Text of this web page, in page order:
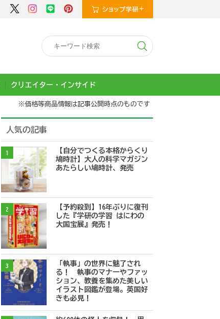
クリエイター・インサイド
※価格等商品情報は記事公開時点のものです
人気の記事
1
【自分でつくる本格からくり
鳩時計】大人の科学マガジン
あたらしい鳩時計、発売
2
【予約殺到】16年ぶりに復刊
した『学研の学習 はにわの
大国宝展』発売！
3
「執事」の世界に魅了され
る！ 執事のマナーやファッ
ション、教養を集めた美しい
イラスト図鑑が登場。英国好
きも必見！